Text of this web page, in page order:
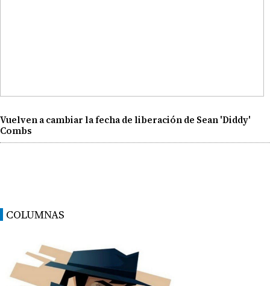
Vuelven a cambiar la fecha de liberación de Sean 'Diddy'
Combs
COLUMNAS